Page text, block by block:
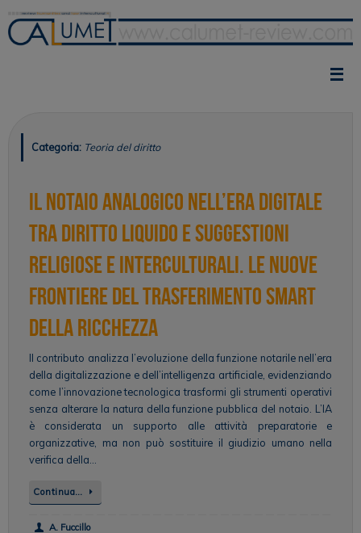
contenuto
Categoria: Teoria del diritto
Il Notaio analogico nell’era digitale
tra diritto liquido e suggestioni
religiose e interculturali. Le nuove
frontiere del trasferimento smart
della ricchezza
Il contributo analizza l’evoluzione della funzione notarile nell’era
della digitalizzazione e dell’intelligenza artificiale, evidenziando
come l’innovazione tecnologica trasformi gli strumenti operativi
senza alterare la natura della funzione pubblica del notaio. L’IA
è considerata un supporto alle attività preparatorie e
organizzative, ma non può sostituire il giudizio umano nella
verifica della…
Continua…
A. Fuccillo